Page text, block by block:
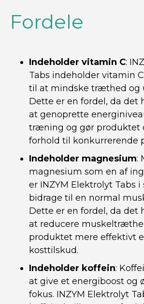
Fordele
Indeholder vitamin C:
Tabs indeholder vitamin
til at mindske træthed og
Dette er en fordel, da det
at genoprette
træning og gør produktet
forhold til konkurrerende
Indeholder magnesium:
magnesium som en af
er INZYM Elektrolyt Tabs
bidrage til en normal
Dette er en fordel, da det
at reducere
produktet mere effektivt
kosttilskud.
Indeholder koffein:
at give et energiboost og
fokus. INZYM Elektrolyt